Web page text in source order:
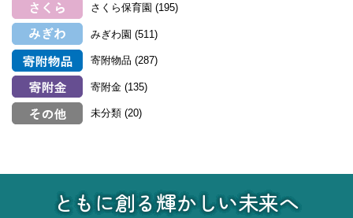
さくら保育園 (195)
みぎわ園 (511)
寄附物品 (287)
寄附金 (135)
未分類 (20)
ともに創る輝かしい未来へ